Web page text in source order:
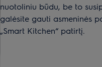
nuotoliniu būdu, be to
galėsite gauti asmeninės
„Smart Kitchen“ patirtį.